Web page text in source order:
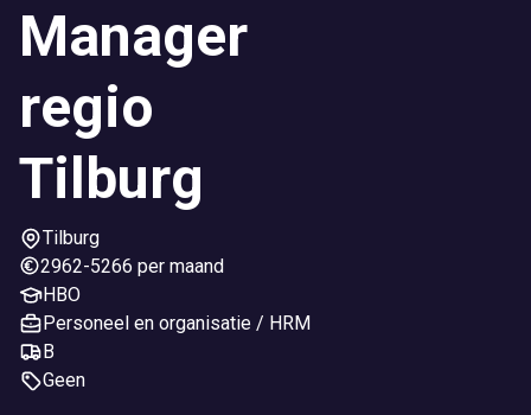
Manager
regio
Tilburg
Tilburg
2962-5266 per maand
HBO
Personeel en organisatie / HRM
B
Geen